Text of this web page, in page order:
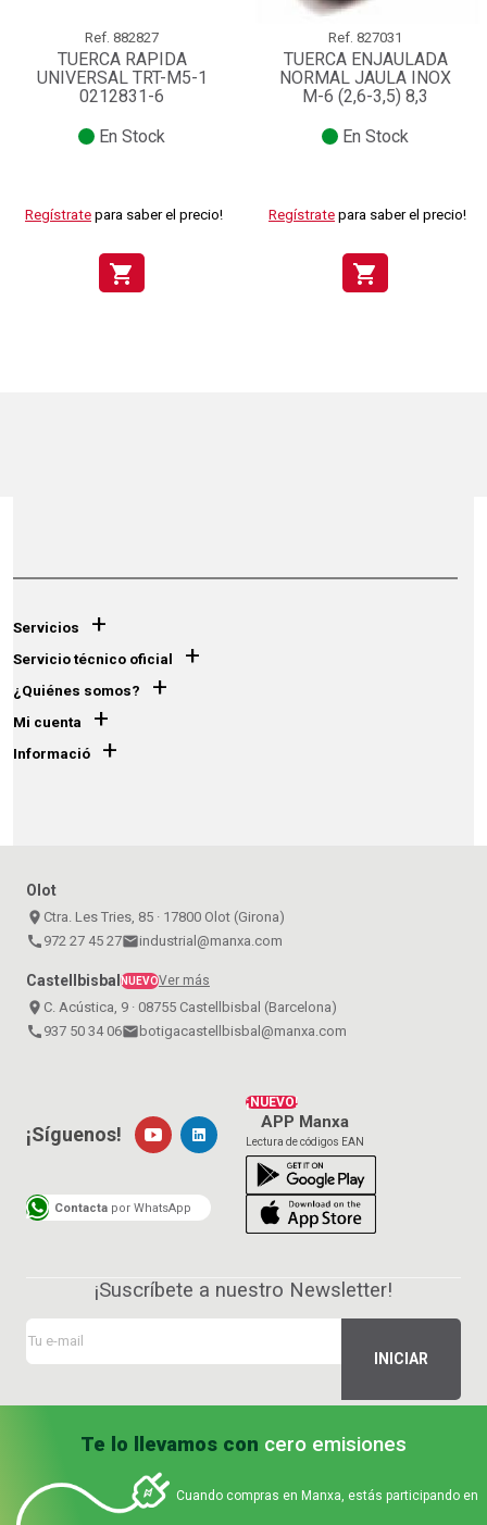
Ref. 882827
TUERCA RAPIDA
UNIVERSAL TRT-M5-1
0212831-6
En Stock
Regístrate para saber el precio!
shopping_cart
Ref. 827031
TUERCA ENJAULADA
NORMAL JAULA INOX
M-6 (2,6-3,5) 8,3
En Stock
Regístrate para saber el precio!
shopping_cart
Servicios +
Servicio técnico oficial +
¿Quiénes somos? +
Mi cuenta +
Informació +
Olot
place Ctra. Les Tries, 85 · 17800 Olot (Girona)
call 972 27 45 27emailindustrial@manxa.com
CastellbisbalNUEVOVer más
place C. Acústica, 9 · 08755 Castellbisbal (Barcelona)
call 937 50 34 06emailbotigacastellbisbal@manxa.com
¡NUEVO!
APP Manxa
Lectura de códigos EAN
¡Síguenos!
Contacta por WhatsApp
¡Suscríbete a nuestro Newsletter!
Te lo llevamos con cero emisiones
Cuando compras en Manxa, estás participando en